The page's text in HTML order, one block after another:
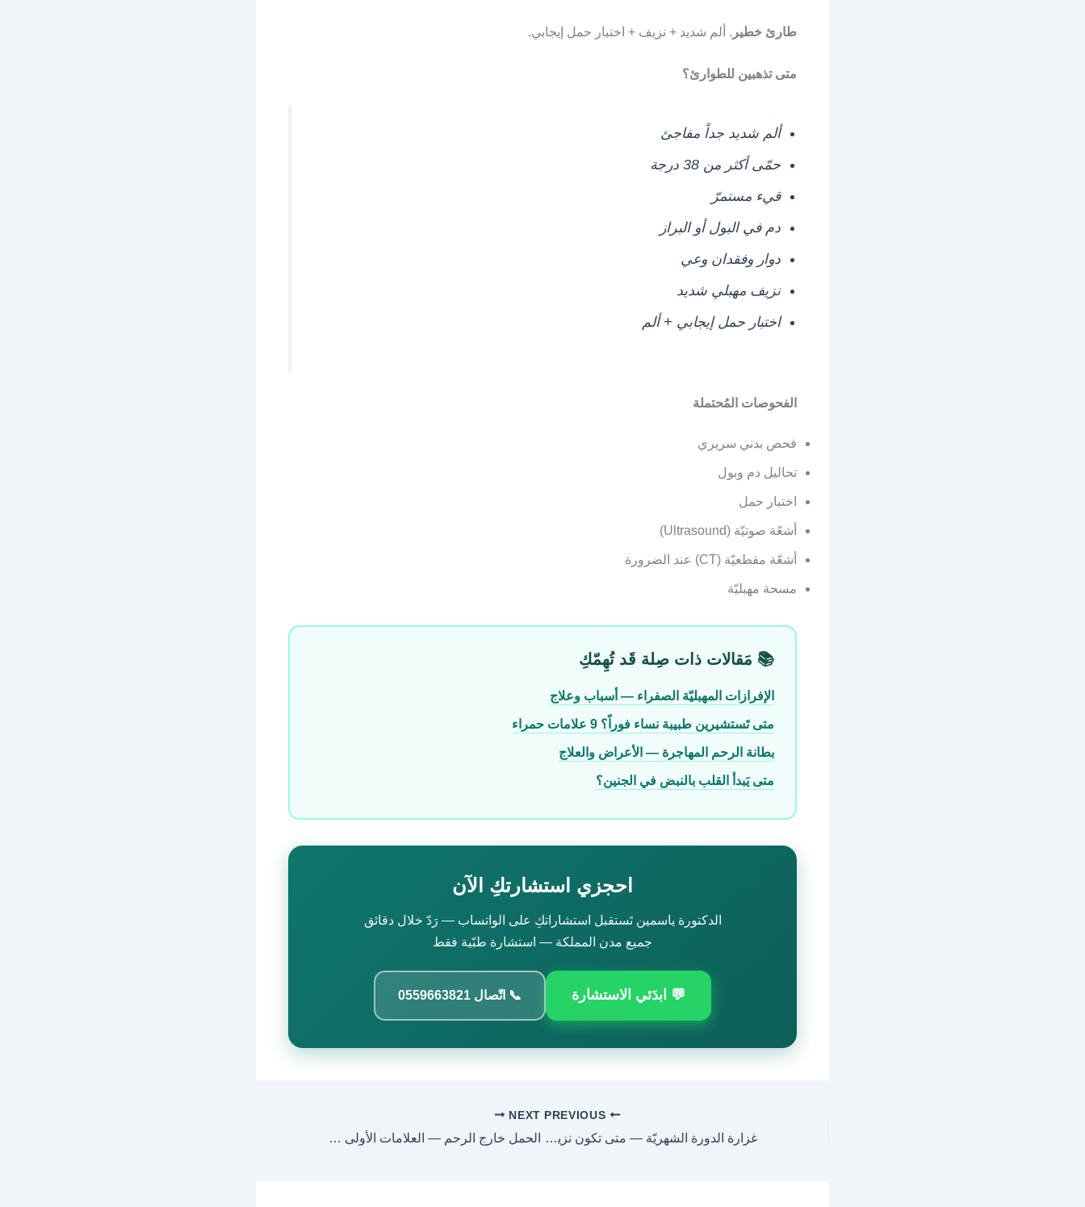
طارئ خطير . ألم شديد + نزيف + اختبار حمل إيجابي.
متى تذهبين للطوارئ؟
ألم شديد جداً مفاجئ
حمّى أكثر من 38 درجة
قيء مستمرّ
دم في البول أو البراز
دوار وفقدان وعي
نزيف مهبلي شديد
اختبار حمل إيجابي + ألم
الفحوصات المُحتملة
فحص بدني سريري
تحاليل دم وبول
اختبار حمل
أشعّة صوتيّة (Ultrasound)
أشعّة مقطعيّة (CT) عند الضرورة
مسحة مهبليّة
📚 مَقالات ذات صِلة قَد تُهِمّكِ
الإفرازات المهبليّة الصفراء — أسباب وعلاج
متى تَستشيرين طبيبة نساء فوراً؟ 9 علامات حمراء
بطانة الرحم المهاجرة — الأعراض والعلاج
متى يَبدأ القلب بالنبض في الجنين؟
احجزي استشارتكِ الآن
الدكتورة ياسمين تَستقبل استشاراتكِ على الواتساب — رَدّ خلال دقائق
جميع مدن المملكة — استشارة طبّية فقط
💬 ابدَئي الاستشارة 📞 اتّصال 0559663821
غزارة الدورة الشهريّة — متى تكون نزيفاً مرضياً؟
NEXT
الحمل خارج الرحم — العلامات الأولى والتشخيص